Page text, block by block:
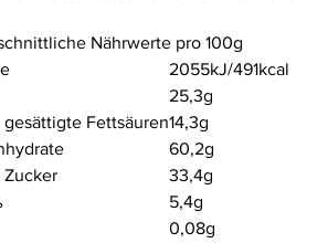
Nährwerte pro 100g
2055kJ/491kcal
gesättigte Fettsäuren
25,3g
14,3g
Zucker
60,2g
33,4g
5,4g
0,08g